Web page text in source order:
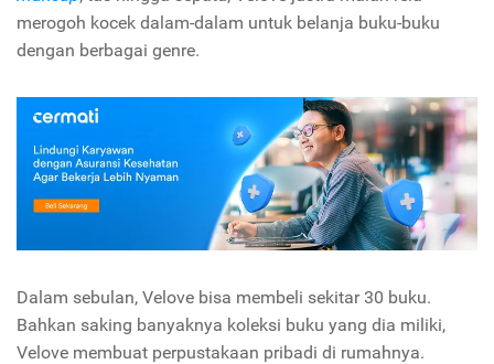
merogoh kocek dalam-dalam untuk belanja buku-buku
dengan berbagai genre.
Dalam sebulan, Velove bisa membeli sekitar 30 buku.
Bahkan saking banyaknya koleksi buku yang dia miliki,
Velove membuat perpustakaan pribadi di rumahnya.